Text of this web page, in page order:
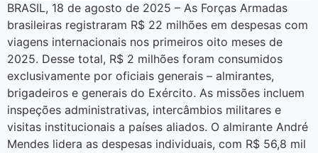
BRASIL, 18 de agosto de 2025 – As Forças Armadas
brasileiras registraram R$ 22 milhões em despesas com
viagens internacionais nos primeiros oito meses de
2025. Desse total, R$ 2 milhões foram consumidos
exclusivamente por oficiais generais – almirantes,
brigadeiros e generais do Exército. As missões incluem
inspeções administrativas, intercâmbios militares e
visitas institucionais a países aliados. O almirante André
Mendes lidera as despesas individuais, com R$ 56,8 mil